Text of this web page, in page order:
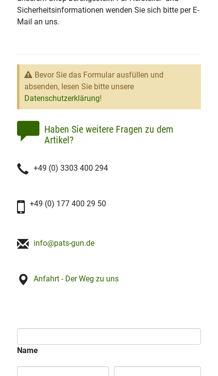
Sicherheitsinformationen wenden Sie sich bitte per E-
Mail an uns.
Bevor Sie das Formular ausfüllen und
absenden, lesen Sie bitte unsere
Datenschutzerklärung!
Haben Sie weitere Fragen zu dem
Artikel?
+49 (0) 3303 400 294
+49 (0) 177 400 29 50
info@pats-gun.de
Anfahrt - Der Weg zu uns
Name